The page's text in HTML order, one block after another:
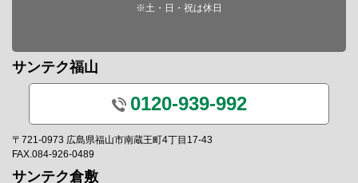
※土・日・祝は休日
サンテク福山
0120-939-992
〒721-0973 広島県福山市南蔵王町4丁目17-43
FAX.084-926-0489
サンテク倉敷